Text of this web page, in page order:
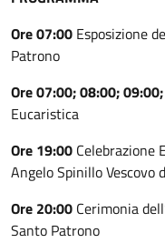
Ore 07:00 Esposizione
Patrono
Ore 07:00; 08:00;
Eucaristica
Ore 19:00 Celebrazione
Angelo Spinillo Vescovo
Ore 20:00 Cerimonia
Santo Patrono